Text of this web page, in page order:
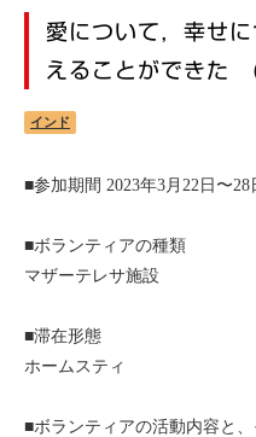
インド
オーストラリア
カナダ
カンボジア
愛について，幸せ
えることができた
インド
■参加期間 2023年3月22日〜28
■ボランティアの種類
マザーテレサ施設
■滞在形態
ホームスティ
■ボランティアの活動内容と